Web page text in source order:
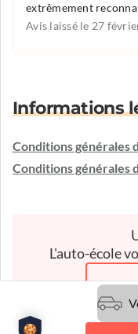
extrêmement
Avis laissé le 27
Informations
Conditions générales
Conditions générales
L'auto-école